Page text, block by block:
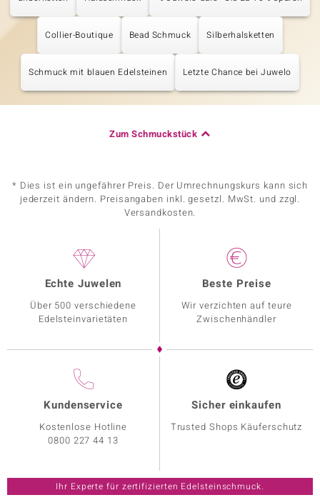
Collier-Boutique Bead Schmuck Silberhalsketten
Schmuck mit blauen Edelsteinen Letzte Chance bei Juwelo
Zum Schmuckstück
* Dies ist ein ungefährer Preis. Der Umrechnungskurs kann sich
jederzeit ändern. Preisangaben inkl. gesetzl. MwSt. und zzgl.
Versandkosten.
Echte Juwelen
Über 500 verschiedene
Edelsteinvarietäten
Beste Preise
Wir verzichten auf teure
Zwischenhändler
Kundenservice
Kostenlose Hotline
0800 227 44 13
Sicher einkaufen
Trusted Shops Käuferschutz
Ihr Experte für zertifizierten Edelsteinschmuck.